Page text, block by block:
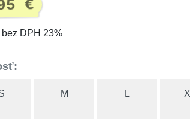
€
bez DPH 23%
M L